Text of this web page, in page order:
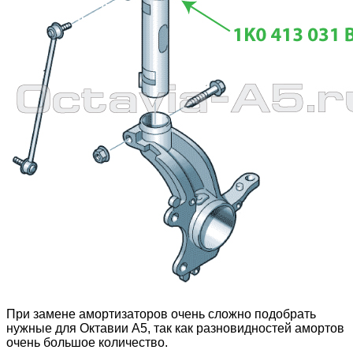
При замене амортизаторов очень сложно подобрать
нужные для Октавии А5, так как разновидностей амортов
очень большое количество.